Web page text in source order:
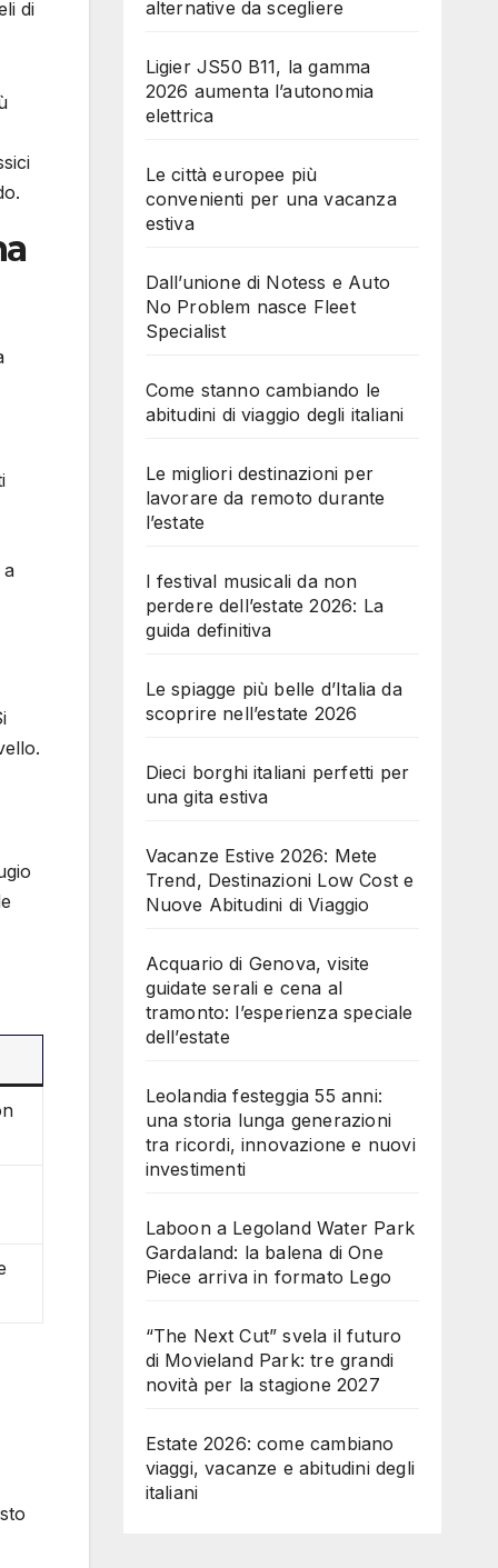
di
a
alternative da scegliere
Ligier JS50 B11, la gamma
2026 aumenta l’autonomia
elettrica
Le città europee più
convenienti per una vacanza
estiva
Dall’unione di Notess e Auto
No Problem nasce Fleet
Specialist
Come stanno cambiando le
abitudini di viaggio degli italiani
Le migliori destinazioni per
lavorare da remoto durante
l’estate
I festival musicali da non
perdere dell’estate 2026: La
guida definitiva
Le spiagge più belle d’Italia da
scoprire nell’estate 2026
Dieci borghi italiani perfetti per
una gita estiva
Vacanze Estive 2026: Mete
Trend, Destinazioni Low Cost e
Nuove Abitudini di Viaggio
Acquario di Genova, visite
guidate serali e cena al
tramonto: l’esperienza speciale
dell’estate
Leolandia festeggia 55 anni:
una storia lunga generazioni
tra ricordi, innovazione e nuovi
investimenti
Laboon a Legoland Water Park
Gardaland: la balena di One
Piece arriva in formato Lego
“The Next Cut” svela il futuro
di Movieland Park: tre grandi
novità per la stagione 2027
Estate 2026: come cambiano
viaggi, vacanze e abitudini degli
italiani